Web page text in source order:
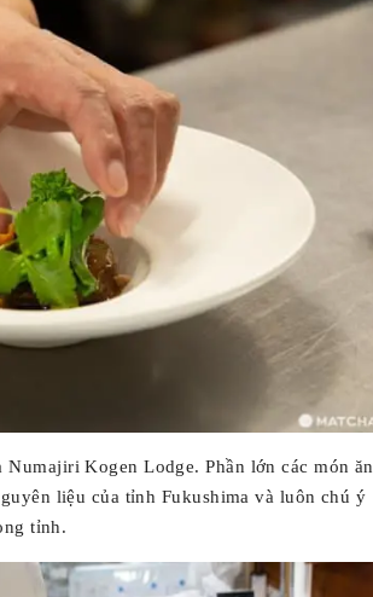
Kogen Lodge. Phần lớn các món ăn
liệu của tỉnh Fukushima và luôn chú ý
tỉnh.